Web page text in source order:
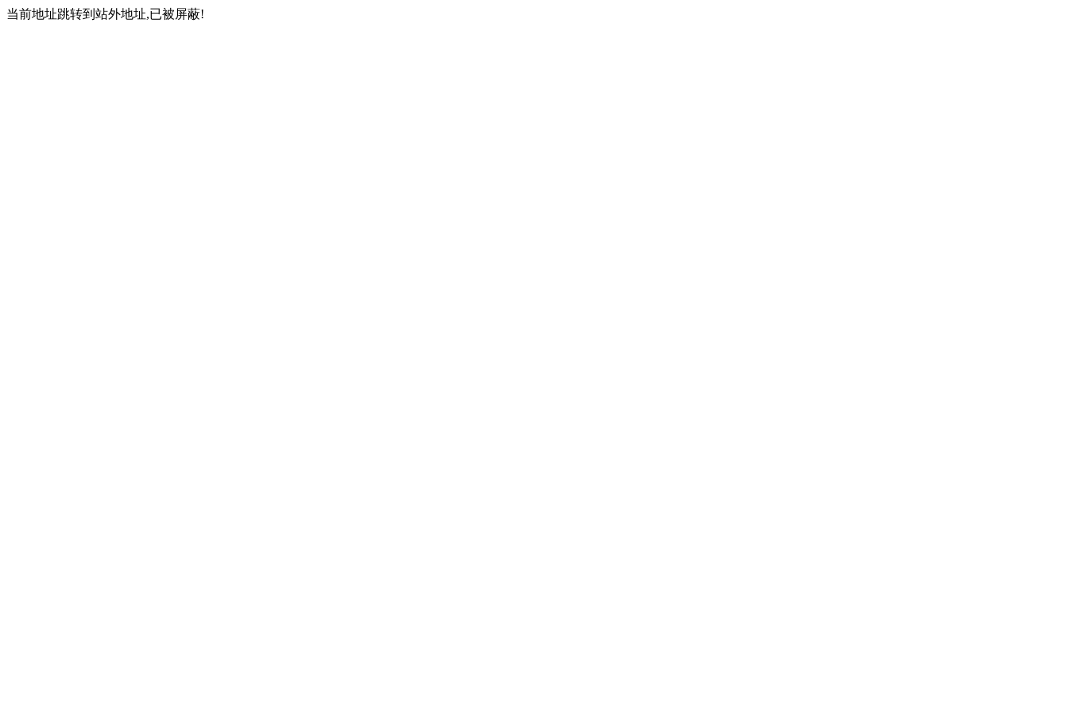
当前地址跳转到站外地址,已被屏蔽!